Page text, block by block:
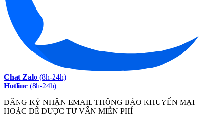
Chat Zalo (8h-24h)
Hotline (8h-24h)
ĐĂNG KÝ NHẬN EMAIL THÔNG BÁO KHUYẾN MẠI
HOẶC ĐỂ ĐƯỢC TƯ VẤN MIỄN PHÍ